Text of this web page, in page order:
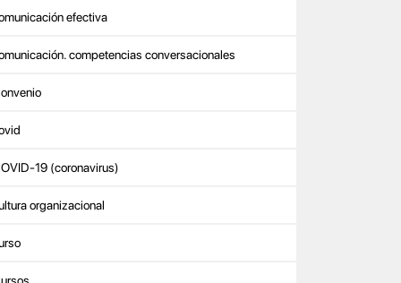
efectiva
competencias conversacionales
19 (coronavirus)
organizacional